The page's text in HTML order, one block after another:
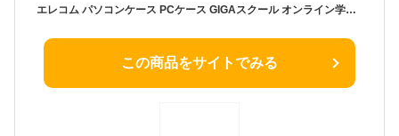
エレコム パソコンケース PCケース GIGAスクール オンライン学習 タブレット学習 ランドセル対応 11.6インチまで PC・タブレット用 ipad 10.2インチ 他 耐衝撃 撥水加工 ネームタグ付 ハンドル付 ブルー BM-IBHPFV11BU
この商品をサイトでみる